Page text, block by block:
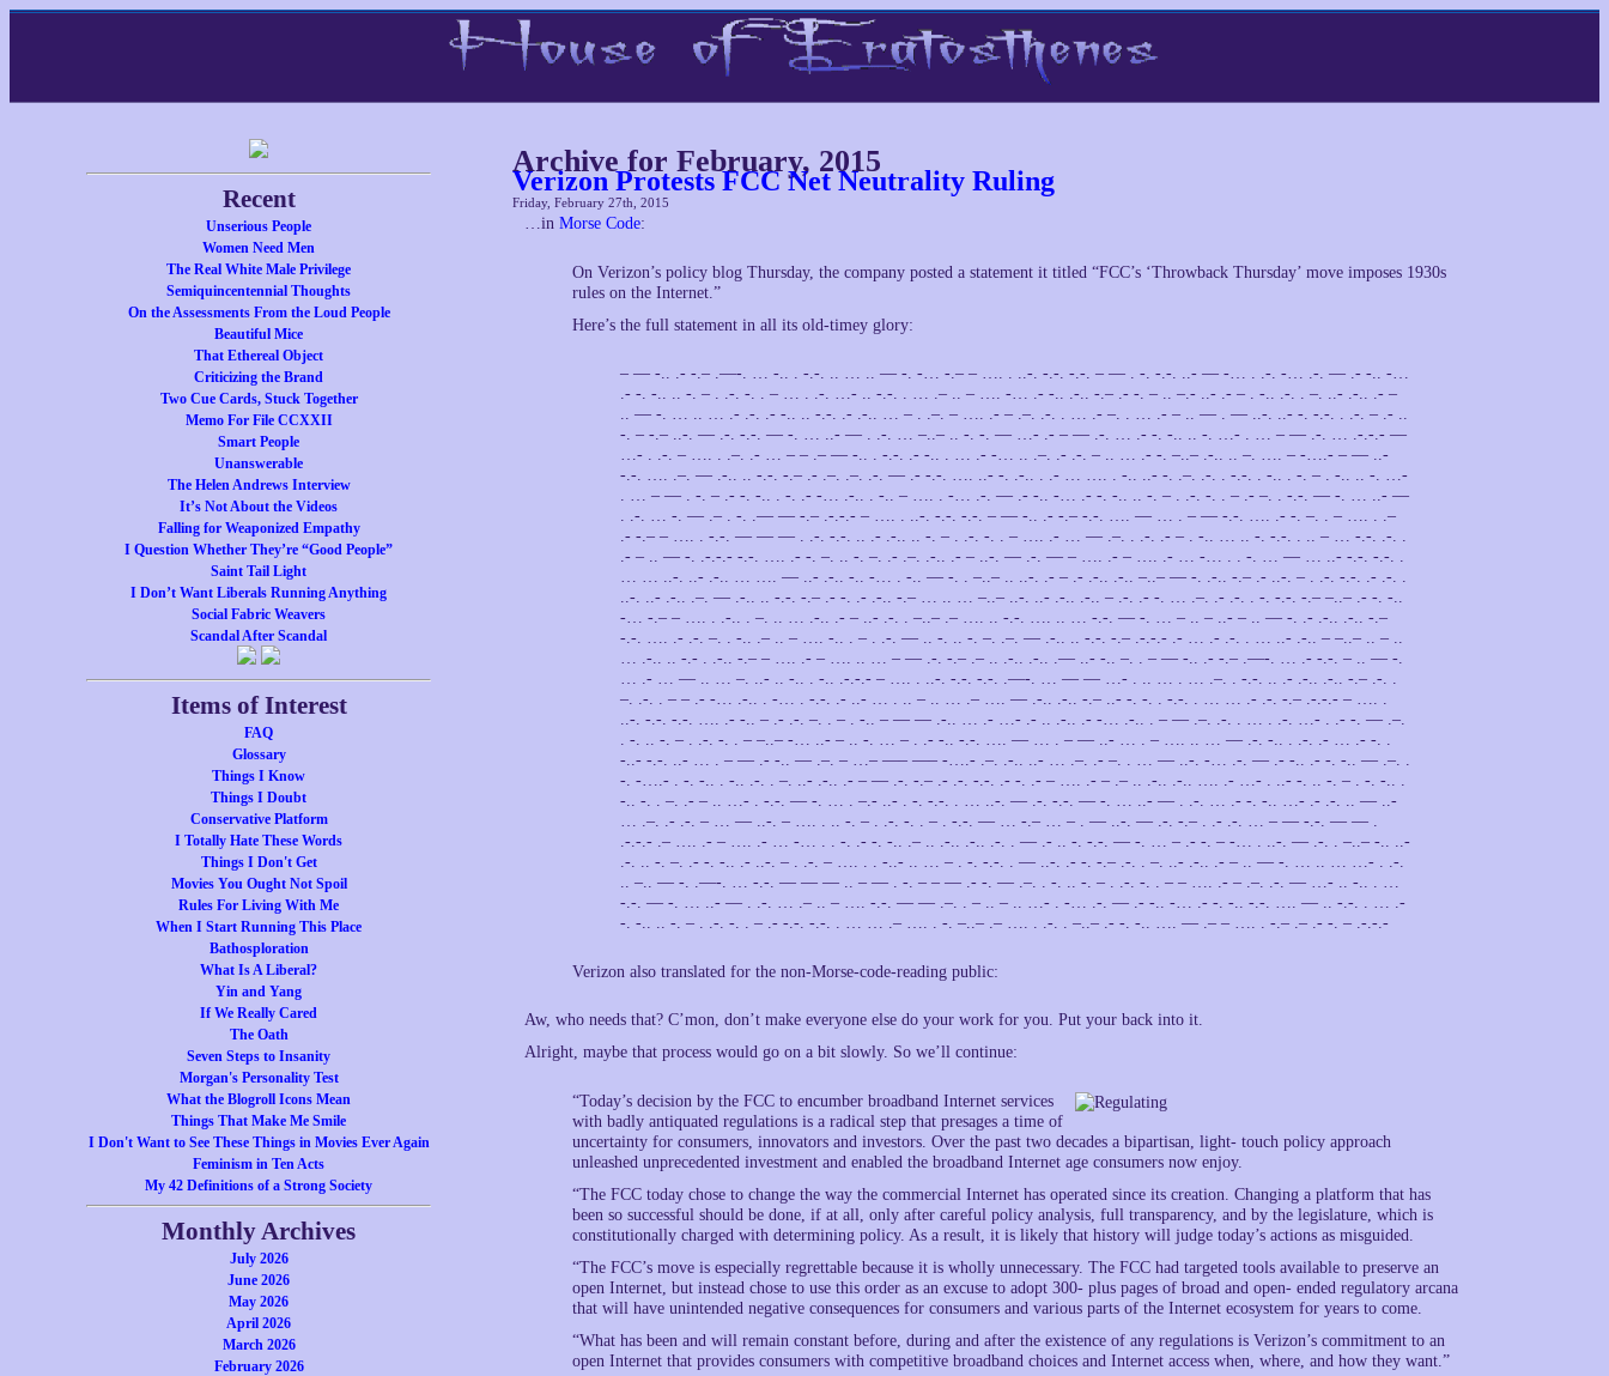
Recent
Unserious People
Women Need Men
The Real White Male Privilege
Semiquincentennial Thoughts
On the Assessments From the Loud People
Beautiful Mice
That Ethereal Object
Criticizing the Brand
Two Cue Cards, Stuck Together
Memo For File CCXXII
Smart People
Unanswerable
The Helen Andrews Interview
It’s Not About the Videos
Falling for Weaponized Empathy
I Question Whether They’re “Good People”
Saint Tail Light
I Don’t Want Liberals Running Anything
Social Fabric Weavers
Scandal After Scandal
Items of Interest
FAQ
Glossary
Things I Know
Things I Doubt
Conservative Platform
I Totally Hate These Words
Things I Don't Get
Movies You Ought Not Spoil
Rules For Living With Me
When I Start Running This Place
Bathosploration
What Is A Liberal?
Yin and Yang
If We Really Cared
The Oath
Seven Steps to Insanity
Morgan's Personality Test
What the Blogroll Icons Mean
Things That Make Me Smile
I Don't Want to See These Things in Movies Ever Again
Feminism in Ten Acts
My 42 Definitions of a Strong Society
Monthly Archives
July 2026
June 2026
May 2026
April 2026
March 2026
February 2026
Archive for February, 2015
Verizon Protests FCC Net Neutrality Ruling
Friday, February 27th, 2015
…in Morse Code:
On Verizon’s policy blog Thursday, the company posted a statement it titled “FCC’s ‘Throwback Thursday’ move imposes 1930s
rules on the Internet.”
Here’s the full statement in all its old-timey glory:
– — -.. .- -.– .—-. … -.. . -.-. .. … .. — -. -… -.– – …. . ..-. -.-. -.-. – — . -. -.-. ..- — -… . .-. -… .-. — .- -.. -…
.- -. -.. .. -. – . .-. -. . – … . .-. …- .. -.-. . … .– .. – …. -… .- -.. .-.. -.– .- -. – .. –.- ..- .- – . -.. .-. . –. ..- .-.. .- –
.. — -. … .. … .- .-. .- -.. .. -.-. .- .-.. … – . .–. – …. .- – .–. .-. . … .- –. . … .- – .. — . — ..-. ..- -. -.-. . .-. – .- ..
-. – -.– ..-. — .-. -.-. — -. … ..- — . .-. … –..– .. -. -. — …- .- – — .-. … .- -. -.. .. -. …- . … – — .-. … .-.-.- —
…- . .-. – …. . .–. .- … – – .– — -.. . -.-. .- -.. . … .- -… .. .–. .- .-. – .. … .- -. –..– .-.. .. –. …. – -….- – — ..-
-.-. …. .–. — .-.. .. -.-. -.– .- .–. .–. .-. — .- -.-. …. ..- -. .-.. . .- … …. . -.. ..- -. .–. .-. . -.-. . -.. . -. – . -.. .. -. …-
. … – — . -. – .- -. -.. . -. .- -… .-.. . -.. – …. . -… .-. — .- -.. -… .- -. -.. .. -. – . .-. -. . – .- –. . -.-. — -. … ..- —
. .-. … -. — .– . -. .— — -.– .-.-.- – …. . ..-. -.-. -.-. – — -.. .- -.– -.-. …. — … . – — -.-. …. .- -. –. . – …. . .–
.- -.– – …. . -.-. — — — . .-. -.-. .. .- .-.. .. -. – . .-. -. . – …. .- … — .–. . .-. .- – . -.. … .. -. -.-. . .. – … -.-. .-. .
.- – .. — -. .-.-.- -.-. …. .- -. –. .. -. –. .- .–. .-.. .- – ..-. — .-. — – …. .- – …. .- … -… . . -. … — … ..- -.-. -.-. .
… … ..-. ..- .-.. … …. — ..- .-.. -.. -… . -.. — -. . –..– .. ..-. .- – .- .-.. .-.. –..– — -. .-.. -.– .- ..-. – . .-. -.-. .- .-. .
..-. ..- .-.. .–. — .-.. .. -.-. -.– .- -. .- .-.. -.– … .. … –..– ..-. ..- .-.. .-.. – .-. .- -. … .–. .- .-. . -. -.-. -.– –..– .- -. -..
-… -.– – …. . .-.. . –. .. … .-.. .- – ..- .-. . –..– .– …. .. -.-. …. .. … -.-. — -. … – .. – ..- – .. — -. .- .-.. .-.. -.–
-.-. …. .- .-. –. . -.. .– .. – …. -.. . – . .-. — .. -. .. -. –. .–. — .-.. .. -.-. -.– .-.-.- .- … .- .-. . … ..- .-.. – –..– .. – ..
… .-.. .. -.- . .-.. -.– – …. .- – …. .. … – — .-. -.– .– .. .-.. .-.. .— ..- -.. –. . – — -.. .- -.– .—-. … .- -.-. – .. — -.
… .- … — .. … –. ..- .. -.. . -.. .-.-.- – …. . ..-. -.-. -.-. .—-. … — — …- . .. … . … .–. . -.-. .. .- .-.. .-.. -.– .-. .
–. .-. . – – .- -… .-.. . -… . -.-. .- ..- … . .. – .. … .– …. — .-.. .-.. -.– ..- -. -. . -.-. . … … .- .-. -.– .-.-.- – …. .
..-. -.-. -.-. …. .- -.. – .- .-. –. . – . -.. – — — .-.. … .- …- .- .. .-.. .- -… .-.. . – — .–. .-. . … . .-. …- . .- -. — .–.
. -. .. -. – . .-. -. . – –..– -… ..- – .. -. … – . .- -.. -.-. …. — … . – — ..- … . – …. .. … — .-. -.. . .-. .- … .- -. .
-..- -.-. ..- … . – — .- -.. — .–. – …– —– —– -….- .–. .-.. ..- … .–. .- –. . … — ..-. -… .-. — .- -.. .- -. -.. — .–. .
-. -….- . -. -.. . -.. .-. . –. ..- .-.. .- – — .-. -.– .- .-. -.-. .- -. .- – …. .- – .– .. .-.. .-.. …. .- …- . ..- -. .. -. – . -. -.. .
-.. -. . –. .- – .. …- . -.-. — -. … . –.- ..- . -. -.-. . … ..-. — .-. -.-. — -. … ..- — . .-. … .- -. -.. …- .- .-. .. — ..-
… .–. .- .-. – … — ..-. – …. . .. -. – . .-. -. . – . -.-. — … -.– … – . — ..-. — .-. -.– . .- .-. … – — -.-. — — .
.-.-.- .– …. .- – …. .- … -… . . -. .- -. -.. .– .. .-.. .-.. .-. . — .- .. -. -.-. — -. … – .- -. – -… . ..-. — .-. . –..– -.. ..-
.-. .. -. –. .- -. -.. .- ..-. – . .-. – …. . . -..- .. … – . -. -.-. . — ..-. .- -. -.– .-. . –. ..- .-.. .- – .. — -. … .. … …- . .-.
.. –.. — -. .—-. … -.-. — — — .. – — . -. – – — .- -. — .–. . -. .. -. – . .-. -. . – – …. .- – .–. .-. — …- .. -.. . …
-.-. — -. … ..- — . .-. … .– .. – …. -.-. — — .–. . – .. – .. …- . -… .-. — .- -.. -… .- -. -.. -.-. …. — .. -.-. . … .-
-. -.. .. -. – . .-. -. . – .- -.-. -.-. . … … .– …. . -. –..– .– …. . .-. . –..– .- -. -.. …. — .– – …. . -.– .– .- -. – .-.-.-
Verizon also translated for the non-Morse-code-reading public:
Aw, who needs that? C’mon, don’t make everyone else do your work for you. Put your back into it.
Alright, maybe that process would go on a bit slowly. So we’ll continue:
“Today’s decision by the FCC to encumber broadband Internet services
with badly antiquated regulations is a radical step that presages a time of
uncertainty for consumers, innovators and investors. Over the past two decades a bipartisan, light- touch policy approach
unleashed unprecedented investment and enabled the broadband Internet age consumers now enjoy.
“The FCC today chose to change the way the commercial Internet has operated since its creation. Changing a platform that has
been so successful should be done, if at all, only after careful policy analysis, full transparency, and by the legislature, which is
constitutionally charged with determining policy. As a result, it is likely that history will judge today’s actions as misguided.
“The FCC’s move is especially regrettable because it is wholly unnecessary. The FCC had targeted tools available to preserve an
open Internet, but instead chose to use this order as an excuse to adopt 300- plus pages of broad and open- ended regulatory arcana
that will have unintended negative consequences for consumers and various parts of the Internet ecosystem for years to come.
“What has been and will remain constant before, during and after the existence of any regulations is Verizon’s commitment to an
open Internet that provides consumers with competitive broadband choices and Internet access when, where, and how they want.”